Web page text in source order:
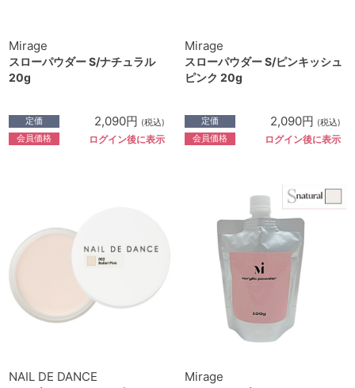
Mirage
スローパウダー S/ナチュラル
20g
定価 2,090円 (税込)
会員価格 ログイン後に表示
Mirage
スローパウダー S/ピンキッシュ
ピンク 20g
定価 2,090円 (税込)
会員価格 ログイン後に表示
NAIL DE DANCE Mirage